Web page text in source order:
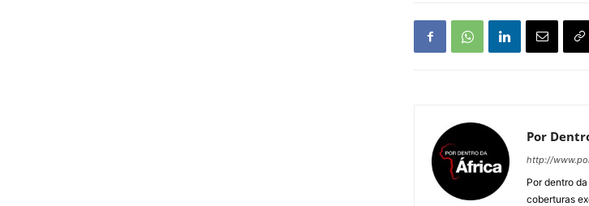
Por
http://
Por dentro
coberturas